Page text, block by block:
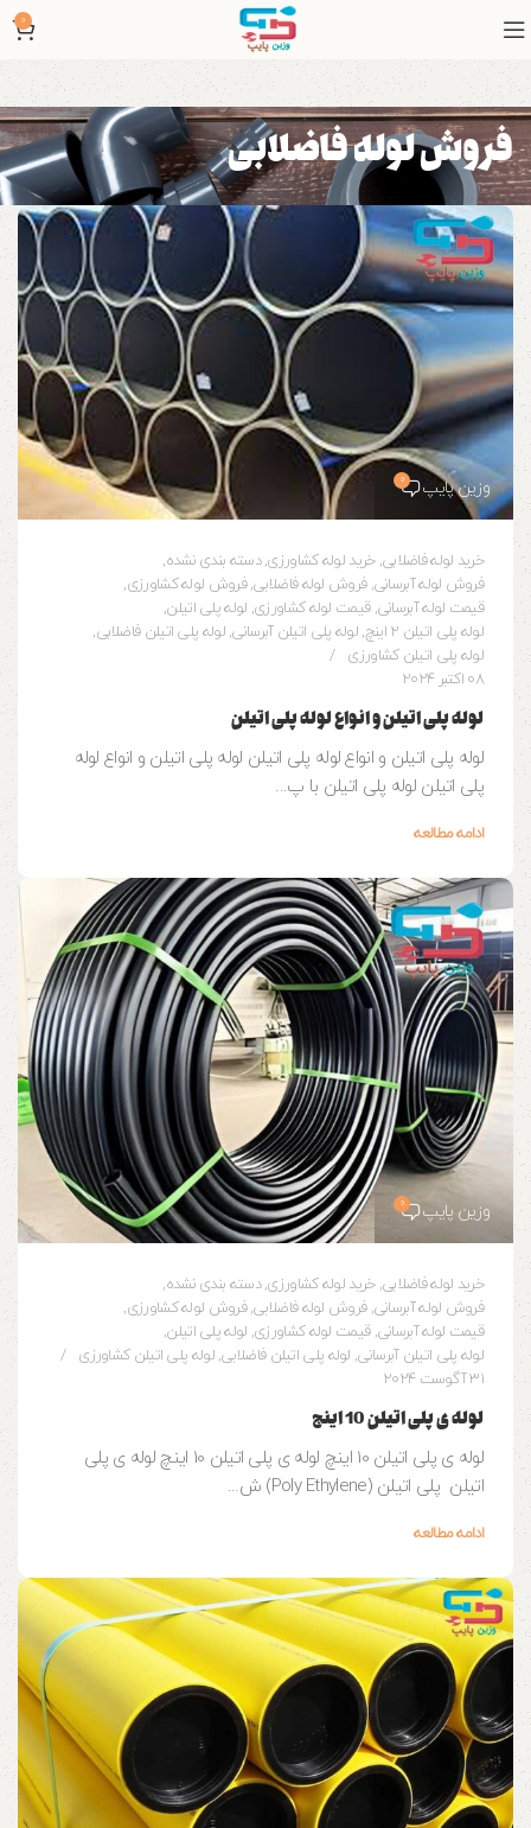
0
فروش لوله فاضلابی
وزین پایپ 0
خرید لوله فاضلابی,خرید لوله کشاورزی,دسته بندی نشده,
فروش لوله آبرسانی,فروش لوله فاضلابی,فروش لوله کشاورزی,
قیمت لوله آبرسانی,قیمت لوله کشاورزی, لوله پلی اتیلن,
لوله پلی اتیلن 2 اینچ
, لوله پلی اتیلن آبرسانی,لوله پلی اتیلن فاضلابی,
لوله پلی اتیلن کشاورزی
08 اکتبر 2024
لوله پلی اتیلن و انواع لوله پلی اتیلن
لوله پلی اتیلن و انواع لوله پلی اتیلن لوله پلی اتیلن و انواع لوله
پلی اتیلن لوله پلی اتیلن با پ...
ادامه مطالعه
وزین پایپ 0
خرید لوله فاضلابی,خرید لوله کشاورزی,دسته بندی نشده,
فروش لوله آبرسانی,فروش لوله فاضلابی,فروش لوله کشاورزی,
قیمت لوله آبرسانی,قیمت لوله کشاورزی, لوله پلی اتیلن,
لوله پلی اتیلن آبرسانی, لوله پلی اتیلن فاضلابی,لوله پلی اتیلن کشاورزی
31 آگوست 2024
لوله ی پلی اتیلن 10 اینچ
لوله ی پلی اتیلن 10 اینچ لوله ی پلی اتیلن 10 اینچ لوله ی پلی
اتیلن پلی اتیلن (Poly Ethylene) ش...
ادامه مطالعه